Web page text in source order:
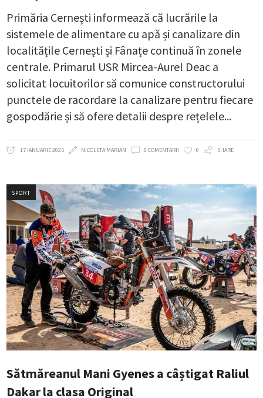
Primăria Cernești informează că lucrările la
sistemele de alimentare cu apă și canalizare din
localitățile Cernești și Fânațe continuă în zonele
centrale. Primarul USR Mircea-Aurel Deac a
solicitat locuitorilor să comunice constructorului
punctele de racordare la canalizare pentru fiecare
gospodărie și să ofere detalii despre rețelele
17 IANUARIE 2025 NICOLETA MARIAN 0 COMENTARII 0 SHARE
SPORT
Sătmăreanul Mani Gyenes a câștigat Raliul
Dakar la clasa Original